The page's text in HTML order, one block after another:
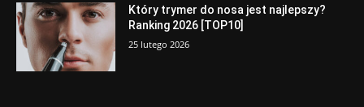
Który trymer do nosa jest najlepszy?
Ranking 2026 [TOP10]
25 lutego 2026